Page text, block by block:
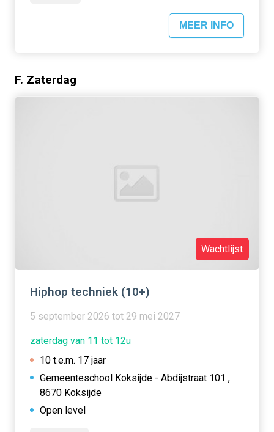
MEER INFO
F. Zaterdag
Wachtlijst
Hiphop techniek (10+)
5 september 2026 tot 29 mei 2027
zaterdag van 11 tot 12u
10 t.e.m. 17 jaar
Gemeenteschool Koksijde - Abdijstraat 101 ,
8670 Koksijde
Open level